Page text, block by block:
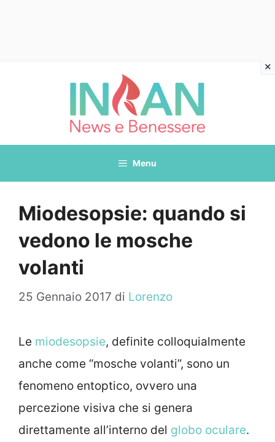
Menu
Miodesopsie: quando si
vedono le mosche
volanti
25 Gennaio 2017 di Lorenzo
Le miodesopsie, definite colloquialmente
anche come “mosche volanti”, sono un
fenomeno entoptico, ovvero una
percezione visiva che si genera
direttamente all’interno del globo oculare.